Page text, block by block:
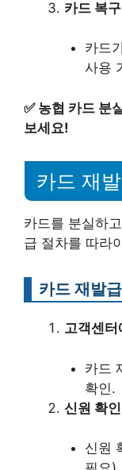
카드 복
카드
사용
✅ 농협 카드 분
보세요!
카드 재
카드를 분실하
급 절차를 따라
카드 재발
고객센터
카드
확인.
신원 확
신원